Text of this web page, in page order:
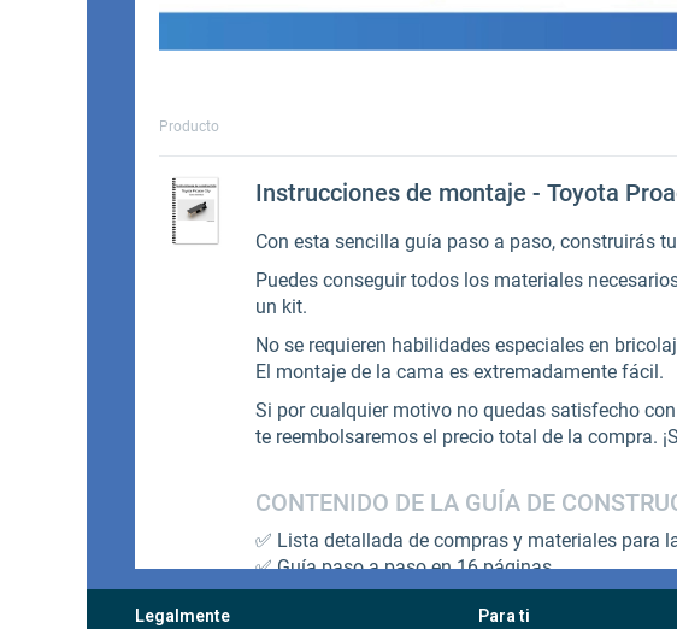
Legalmente Para ti